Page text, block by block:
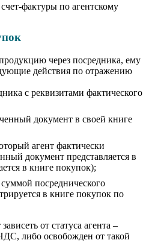
фактуры по агентскому
через посредника, ему
действия по отражению
с реквизитами фактического
документ в своей книге
агент фактически
документ представляется в
в книге покупок);
посреднического
в книге покупок по
от статуса агента –
либо освобожден от такой